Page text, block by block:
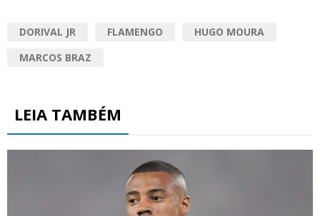
DORIVAL JR FLAMENGO
HUGO MOURA
MARCOS BRAZ
LEIA TAMBÉM